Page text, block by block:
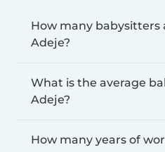
How many babysitters
Adeje?
What is the average
Adeje?
How many years of